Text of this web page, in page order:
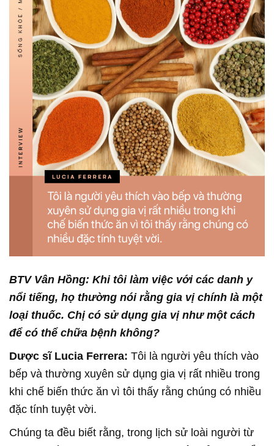
BTV Vân Hồng: Khi tôi làm việc với các danh y
nổi tiếng, họ thường nói rằng gia vị chính là một
loại thuốc. Chị có sử dụng gia vị như một cách
để có thể chữa bệnh không?
Dược sĩ Lucia Ferrera: Tôi là người yêu thích vào
bếp và thường xuyên sử dụng gia vị rất nhiều trong
khi chế biến thức ăn vì tôi thấy rằng chúng có nhiều
đặc tính tuyệt vời.
Chúng ta đều biết rằng, trong lịch sử loài người từ